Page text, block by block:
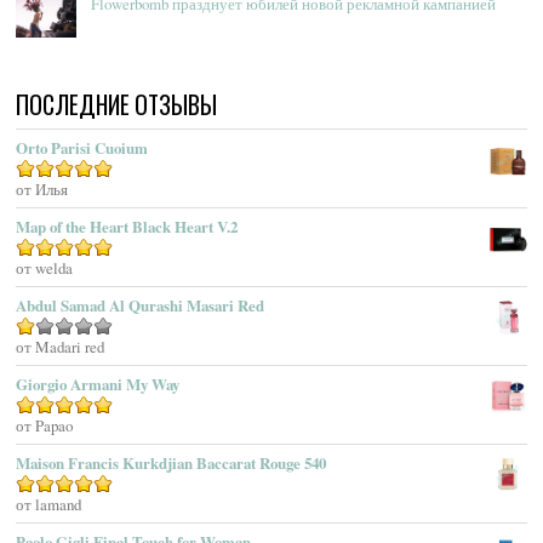
Acqua Di Monaco
Acqua Di Parma
Acqua Di Sardegna
Acqua Di Stresa
Adam Levine
Adamo Parfum
Adidas
Adolfo Dominguez
Adrienne Vittadini
Aedes De Venustas
Aerin Lauder
Aether
Affinessence
Afnan Perfumes
Agatha Ruiz De La Prada
Agatho Parfum
ПОСЛЕДНИЕ ОТЗЫВЫ
Orto Parisi Cuoium
Оценка
от Илья
Map of the Heart Black Heart V.2
Оценка5
от welda
Abdul Samad Al Qurashi Masari Red
Оценка
1
из
5
от Madari red
Giorgio Armani My Way
Оценка5
от Papao
Maison Francis Kurkdjian Baccarat Rouge 540
Оценка5из 5
от lamand